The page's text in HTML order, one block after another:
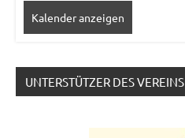
Kalender anzeigen
UNTERSTÜTZER DES VEREINS